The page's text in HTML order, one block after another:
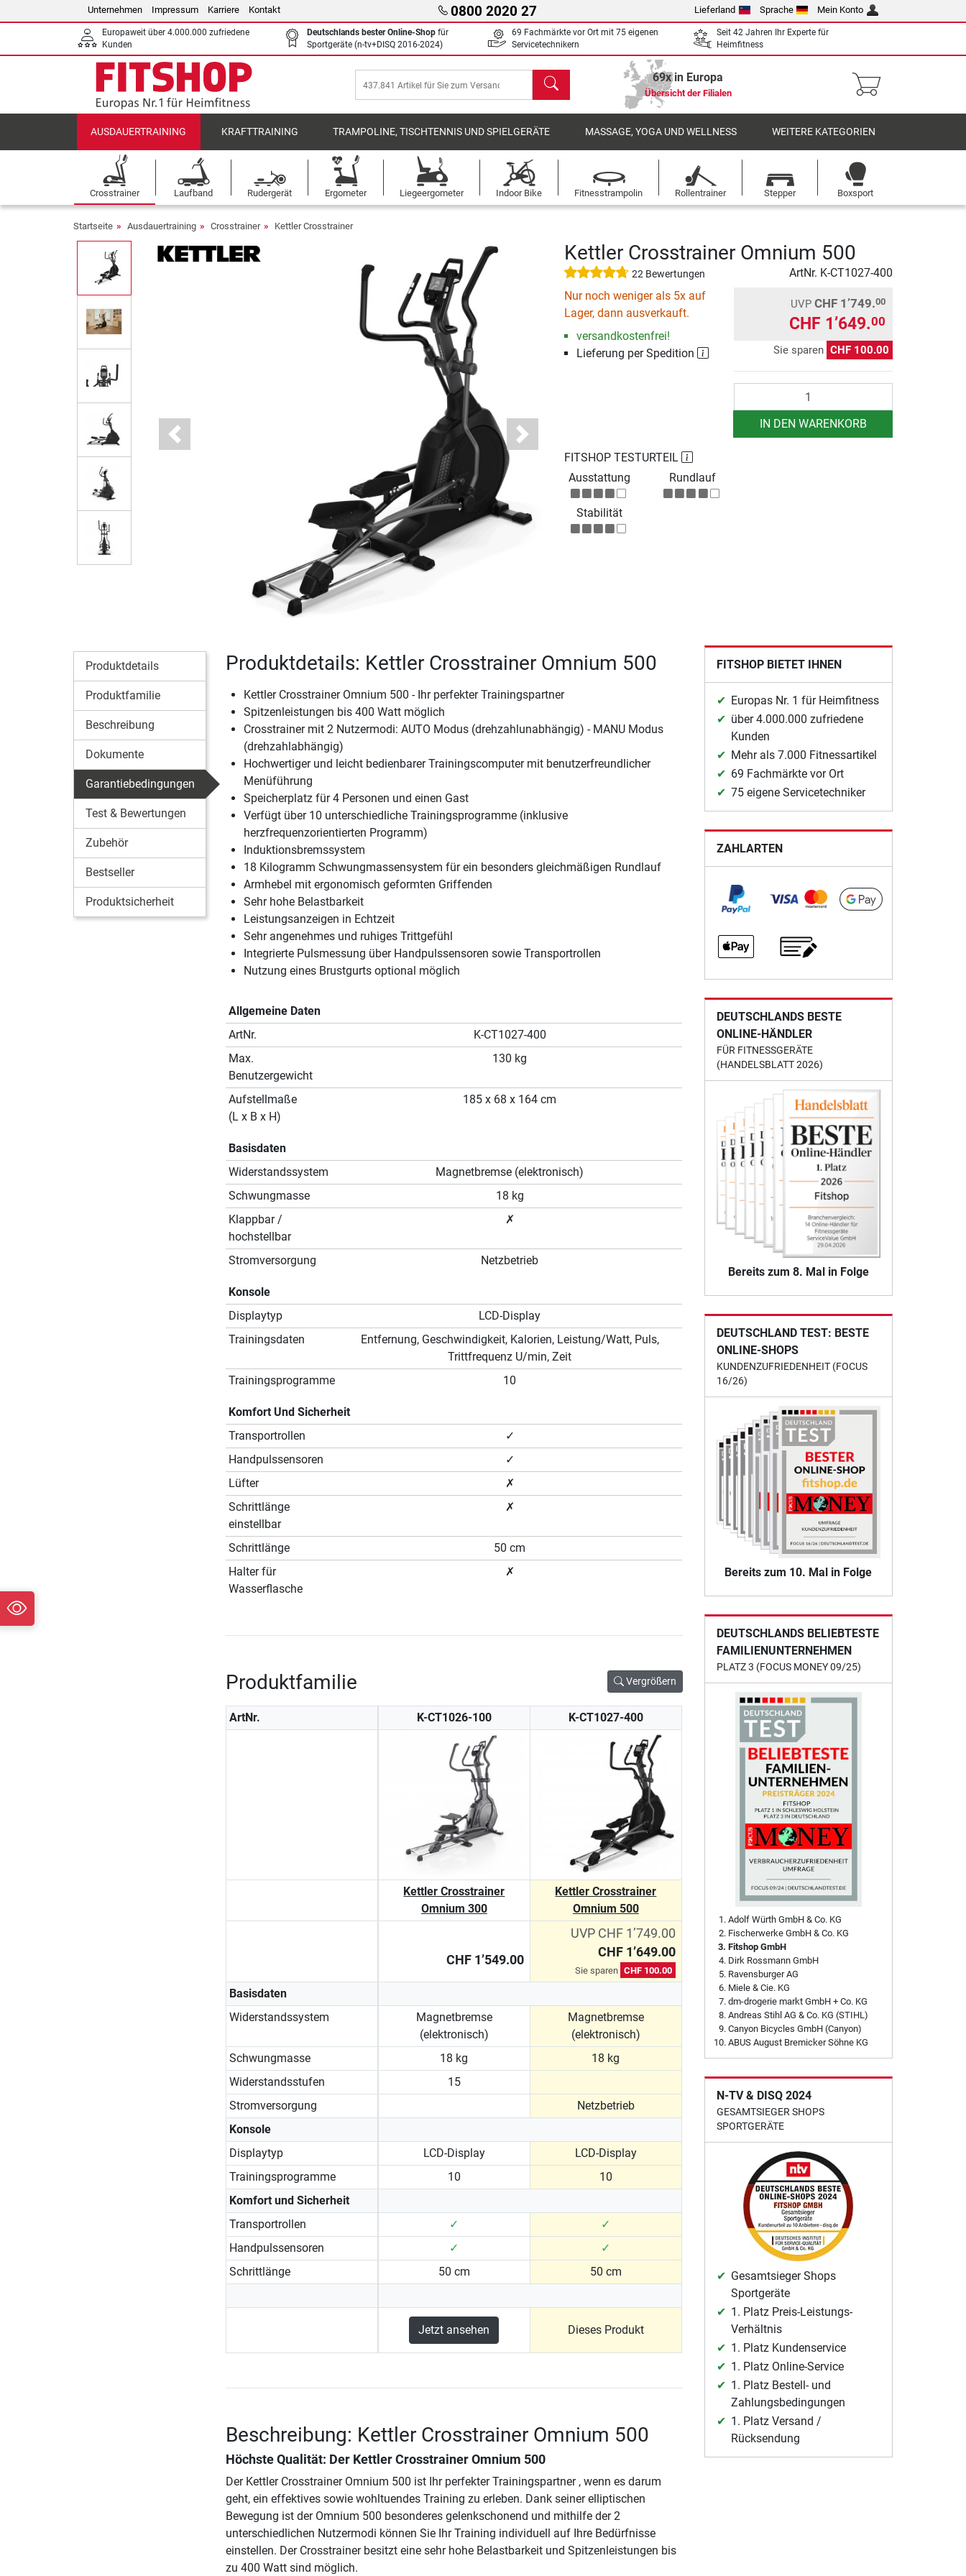
Unternehmen Impressum Karriere Kontakt 0800 2020 27 Lieferland Sprache Mein Konto
Europaweit über 4.000.000 zufriedene
Kunden
Deutschlands bester Online-Shop für
Sportgeräte (n-tv+DISQ 2016-2024)
69 Fachmärkte vor Ort mit 75 eigenen
Servicetechnikern
Seit 42 Jahren Ihr Experte für
Heimfitness
Suchen 69x in Europa
Übersicht der Filialen
AUSDAUERTRAINING KRAFTTRAINING TRAMPOLINE, TISCHTENNIS UND SPIELGERÄTE MASSAGE, YOGA UND WELLNESS WEITERE KATEGORIEN
Crosstrainer Laufband Rudergerät Ergometer Liegeergometer Indoor Bike Fitnesstrampolin Rollentrainer Stepper Boxsport
Startseite Ausdauertraining Crosstrainer Kettler Crosstrainer
Previous Next
Kettler Crosstrainer Omnium 500
22 Bewertungen ArtNr. K-CT1027-400
Nur noch weniger als 5x auf
Lager, dann ausverkauft.
versandkostenfrei!
Lieferung per Spedition
UVP CHF 1’749.00
CHF 1’649.00
Sie sparen CHF 100.00
IN DEN WARENKORB
FITSHOP TESTURTEIL
Ausstattung
Rundlauf
Stabilität
Produktdetails
Produktfamilie
Beschreibung
Dokumente
Garantiebedingungen
Test & Bewertungen
Zubehör
Bestseller
Produktsicherheit
Produktdetails: Kettler Crosstrainer Omnium 500
Kettler Crosstrainer Omnium 500 - Ihr perfekter Trainingspartner
Spitzenleistungen bis 400 Watt möglich
Crosstrainer mit 2 Nutzermodi: AUTO Modus (drehzahlunabhängig) - MANU Modus
(drehzahlabhängig)
Hochwertiger und leicht bedienbarer Trainingscomputer mit benutzerfreundlicher
Menüführung
Speicherplatz für 4 Personen und einen Gast
Verfügt über 10 unterschiedliche Trainingsprogramme (inklusive
herzfrequenzorientierten Programm)
Induktionsbremssystem
18 Kilogramm Schwungmassensystem für ein besonders gleichmäßigen Rundlauf
Armhebel mit ergonomisch geformten Griffenden
Sehr hohe Belastbarkeit
Leistungsanzeigen in Echtzeit
Sehr angenehmes und ruhiges Trittgefühl
Integrierte Pulsmessung über Handpulssensoren sowie Transportrollen
Nutzung eines Brustgurts optional möglich
Allgemeine Daten
ArtNr.
K-CT1027-400
Max.
Benutzergewicht
130 kg
Aufstellmaße
(L x B x H)
185 x 68 x 164 cm
Basisdaten
Widerstandssystem
Magnetbremse (elektronisch)
Schwungmasse
18 kg
Klappbar /
hochstellbar
✗
Stromversorgung Netzbetrieb
Konsole
Displaytyp
LCD-Display
Trainingsdaten
Entfernung, Geschwindigkeit, Kalorien, Leistung/Watt, Puls,
Trittfrequenz U/min, Zeit
Trainingsprogramme
10
Komfort Und Sicherheit
Transportrollen
✓
Handpulssensoren
✓
Lüfter
✗
Schrittlänge
einstellbar
✗
Schrittlänge
50 cm
Halter für
Wasserflasche
✗
Produktfamilie Vergrößern
ArtNr. K-CT1026-100 K-CT1027-400
Kettler Crosstrainer
Omnium 300
Kettler Crosstrainer
Omnium 500
CHF 1’549.00
UVP CHF 1’749.00
CHF 1’649.00
Sie sparen CHF 100.00
Basisdaten
Widerstandssystem
Magnetbremse
(elektronisch)
Magnetbremse
(elektronisch)
Schwungmasse
18 kg
18 kg
Widerstandsstufen
15
Stromversorgung
Netzbetrieb
Konsole
Displaytyp
LCD-Display
LCD-Display
Trainingsprogramme
10
10
Komfort und Sicherheit
Transportrollen
✓
✓
Handpulssensoren
✓
✓
Schrittlänge
50 cm 50 cm
Jetzt ansehen Dieses Produkt
Beschreibung: Kettler Crosstrainer Omnium 500
Höchste Qualität: Der Kettler Crosstrainer Omnium 500
Der Kettler Crosstrainer Omnium 500 ist Ihr perfekter Trainingspartner , wenn es darum
geht, ein effektives sowie wohltuendes Training zu erleben. Dank seiner elliptischen
Bewegung ist der Omnium 500 besonderes gelenkschonend und mithilfe der 2
unterschiedlichen Nutzermodi können Sie Ihr Training individuell auf Ihre Bedürfnisse
einstellen. Der Crosstrainer besitzt eine sehr hohe Belastbarkeit und Spitzenleistungen bis
zu 400 Watt sind möglich.
FITSHOP BIETET IHNEN
Europas Nr. 1 für Heimfitness
über 4.000.000 zufriedene
Kunden
Mehr als 7.000 Fitnessartikel
69 Fachmärkte vor Ort
75 eigene Servicetechniker
ZAHLARTEN
DEUTSCHLANDS BESTE
ONLINE-HÄNDLER
FÜR FITNESSGERÄTE
(HANDELSBLATT 2026)
Bereits zum 8. Mal in Folge
DEUTSCHLAND TEST: BESTE
ONLINE-SHOPS
KUNDENZUFRIEDENHEIT (FOCUS
16/26)
Bereits zum 10. Mal in Folge
DEUTSCHLANDS BELIEBTESTE
FAMILIENUNTERNEHMEN
PLATZ 3 (FOCUS MONEY 09/25)
Adolf Würth GmbH & Co. KG
Fischerwerke GmbH & Co. KG
Fitshop GmbH
Dirk Rossmann GmbH
Ravensburger AG
Miele & Cie. KG
dm-drogerie markt GmbH + Co. KG
Andreas Stihl AG & Co. KG (STIHL)
Canyon Bicycles GmbH (Canyon)
ABUS August Bremicker Söhne KG
N-TV & DISQ 2024
GESAMTSIEGER SHOPS
SPORTGERÄTE
Gesamtsieger Shops
Sportgeräte
1. Platz Preis-Leistungs-
Verhältnis
1. Platz Kundenservice
1. Platz Online-Service
1. Platz Bestell- und
Zahlungsbedingungen
1. Platz Versand /
Rücksendung